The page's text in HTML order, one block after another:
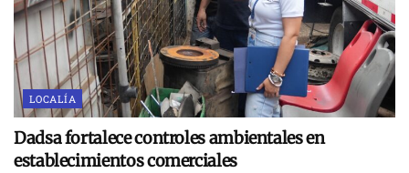
LOCALÍA
Dadsa fortalece controles ambientales en
establecimientos comerciales